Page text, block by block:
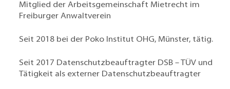
Mitglied der Arbeitsgemeinschaft Mietrecht im
Freiburger Anwaltverein
Seit 2018 bei der Poko Institut OHG, Münster, tätig.
Seit 2017 Datenschutzbeauftragter DSB – TÜV und
Tätigkeit als externer Datenschutzbeauftragter